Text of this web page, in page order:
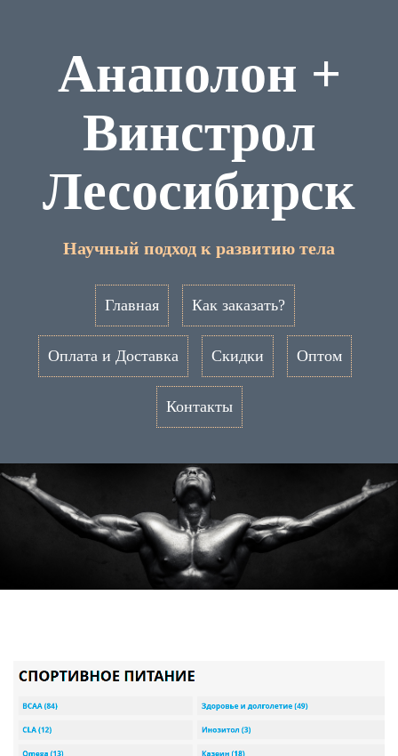
Анаполон +
Винстрол
Лесосибирск
Научный подход к развитию тела
Главная Как заказать?
Оплата и Доставка Скидки Оптом
Контакты